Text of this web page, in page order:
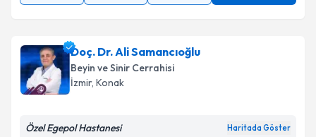
Doç. Dr. Ali Samancıoğlu
Beyin ve Sinir Cerrahisi
İzmir, Konak
Özel Egepol Hastanesi Haritada Göster